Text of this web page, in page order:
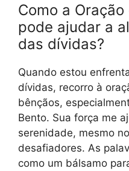
Como a
pode ajudar a
das dívidas?
Quando estou
dívidas, recorro à
bênçãos,
Bento. Sua força me
serenidade, mesmo
desafiadores. As
como um bálsamo